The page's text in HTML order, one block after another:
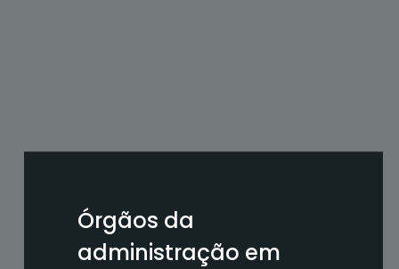
Órgãos da
administração em